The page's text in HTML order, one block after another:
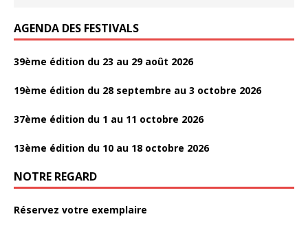
AGENDA DES FESTIVALS
39ème édition du 23 au 29 août 2026
19ème édition du 28 septembre au 3 octobre 2026
37ème édition du 1 au 11 octobre 2026
13ème édition du 10 au 18 octobre 2026
NOTRE REGARD
Réservez votre exemplaire